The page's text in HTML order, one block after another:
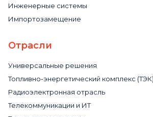
Инженерные системы
Импортозамещение
Отрасли
Универсальные решения
Топливно-энергетический комплекс (ТЭК)
Радиоэлектронная отрасль
Телекоммуникации и ИТ